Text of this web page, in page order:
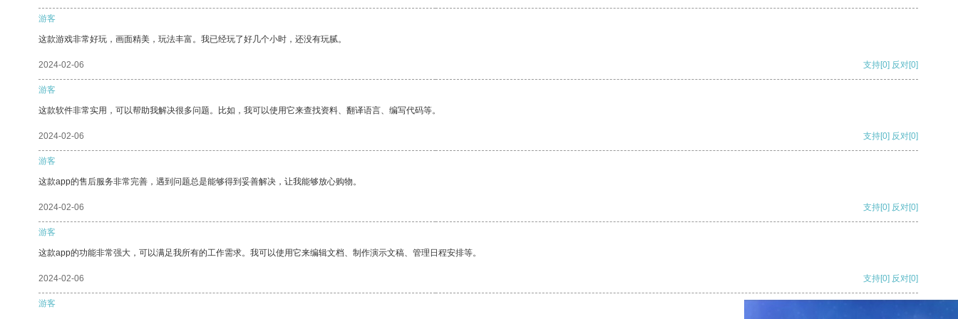
游客
这款游戏非常好玩，画面精美，玩法丰富。我已经玩了好几个小时，还没有玩腻。
2024-02-06 支持[0] 反对[0]
游客
这款软件非常实用，可以帮助我解决很多问题。比如，我可以使用它来查找资料、翻译语言、编写代码等。
2024-02-06 支持[0] 反对[0]
游客
这款app的售后服务非常完善，遇到问题总是能够得到妥善解决，让我能够放心购物。
2024-02-06 支持[0] 反对[0]
游客
这款app的功能非常强大，可以满足我所有的工作需求。我可以使用它来编辑文档、制作演示文稿、管理日程安排等。
2024-02-06 支持[0] 反对[0]
游客